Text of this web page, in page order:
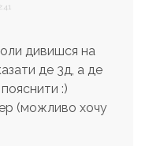
дивишся на
де 3д, а де
:)
(можливо хочу